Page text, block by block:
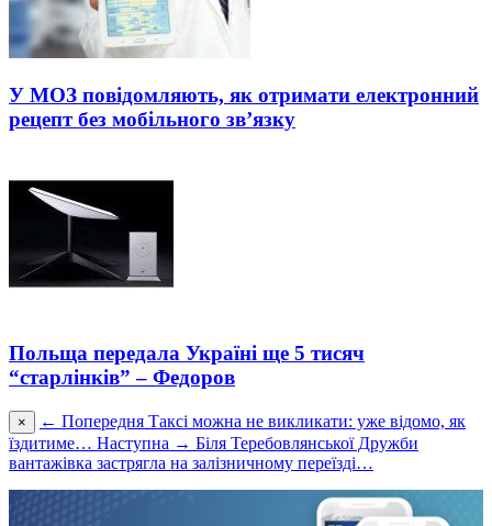
У МОЗ повідомляють, як отримати електронний
рецепт без мобільного зв’язку
Польща передала Україні ще 5 тисяч
“старлінків” – Федоров
× ← Попередня Таксі можна не викликати: уже відомо, як
їздитиме… Наступна → Біля Теребовлянської Дружби
вантажівка застрягла на залізничному переїзді…